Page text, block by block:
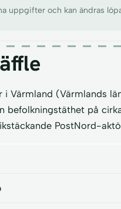
uppgifter och kan ändras
i Värmland (Värmlands
befolkningstäthet på
PostNord-